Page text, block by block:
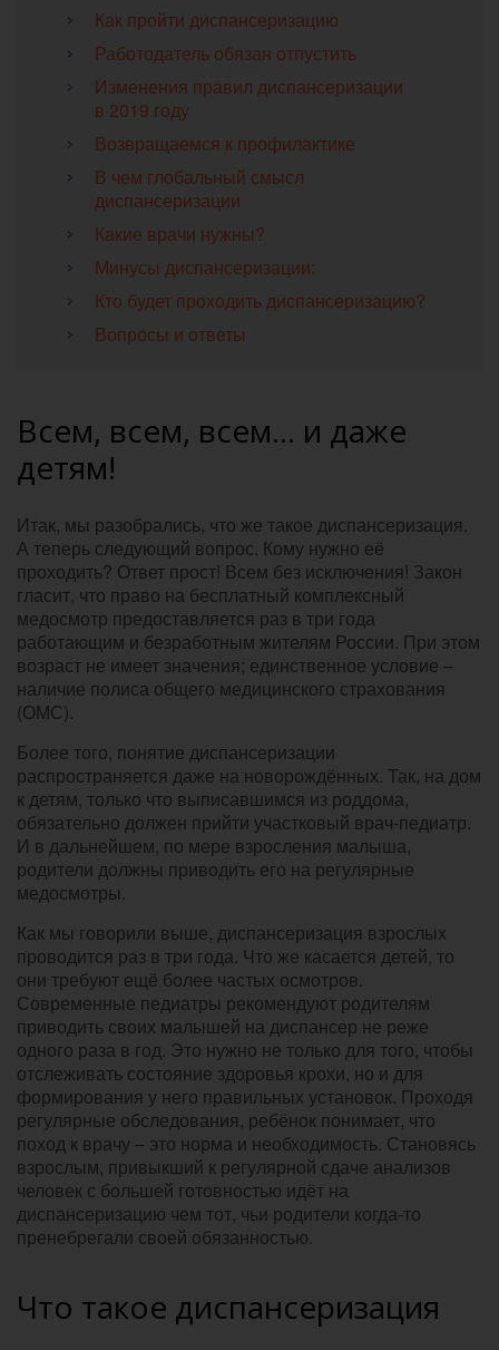
Как пройти диспансеризацию
Работодатель обязан отпустить
Изменения правил диспансеризации
в 2019 году
Возвращаемся к профилактике
В чем глобальный смысл
диспансеризации
Какие врачи нужны?
Минусы диспансеризации:
Кто будет проходить диспансеризацию?
Вопросы и ответы
Всем, всем, всем… и даже
детям!
Итак, мы разобрались, что же такое диспансеризация.
А теперь следующий вопрос. Кому нужно её
проходить? Ответ прост! Всем без исключения! Закон
гласит, что право на бесплатный комплексный
медосмотр предоставляется раз в три года
работающим и безработным жителям России. При этом
возраст не имеет значения; единственное условие –
наличие полиса общего медицинского страхования
(ОМС).
Более того, понятие диспансеризации
распространяется даже на новорождённых. Так, на дом
к детям, только что выписавшимся из роддома,
обязательно должен прийти участковый врач-педиатр.
И в дальнейшем, по мере взросления малыша,
родители должны приводить его на регулярные
медосмотры.
Как мы говорили выше, диспансеризация взрослых
проводится раз в три года. Что же касается детей, то
они требуют ещё более частых осмотров.
Современные педиатры рекомендуют родителям
приводить своих малышей на диспансер не реже
одного раза в год. Это нужно не только для того, чтобы
отслеживать состояние здоровья крохи, но и для
формирования у него правильных установок. Проходя
регулярные обследования, ребёнок понимает, что
поход к врачу – это норма и необходимость. Становясь
взрослым, привыкший к регулярной сдаче анализов
человек с большей готовностью идёт на
диспансеризацию чем тот, чьи родители когда-то
пренебрегали своей обязанностью.
Что такое диспансеризация